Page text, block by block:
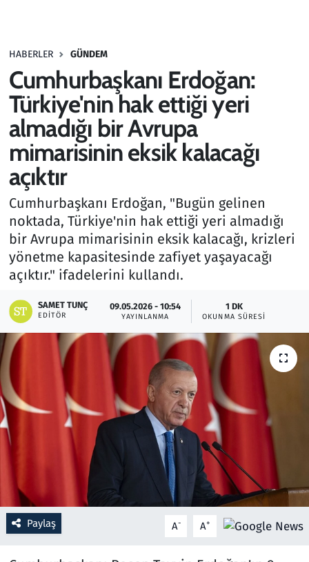
HABERLER GÜNDEM
Cumhurbaşkanı Erdoğan:
Türkiye'nin hak ettiği yeri
almadığı bir Avrupa
mimarisinin eksik kalacağı
açıktır
Cumhurbaşkanı Erdoğan, "Bugün gelinen
noktada, Türkiye'nin hak ettiği yeri almadığı
bir Avrupa mimarisinin eksik kalacağı, krizleri
yönetme kapasitesinde zafiyet yaşayacağı
açıktır." ifadelerini kullandı.
SAMET TUNÇ
EDITÖR
09.05.2026 - 10:54
YAYINLANMA
1 DK
OKUNMA SÜRESI
Paylaş A- A+
Haber
Kültür Sanat
Kurumsal Haberler
Lezzet Durağı
Memur ve Kamu
Otomobil
Oyun
Ramazan
Resmi İlanlar
Rüya Tabirleri
Sağlık
Savunma Sanayi
Seçim 2023
Spor